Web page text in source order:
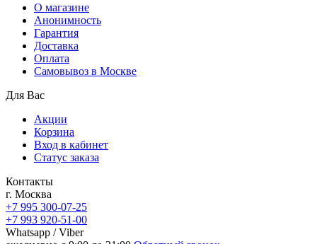
О магазине
Анонимность
Гарантия
Доставка
Oплата
Самовывоз в Москве
Для Вас
Акции
Корзина
Вход в кабинет
Статус заказа
Контакты
г. Москва
+7 995 300-07-25
+7 993 920-51-00
Whatsapp / Viber